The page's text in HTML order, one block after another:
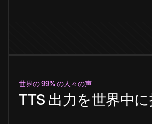
世界の 99% の人々の声
TTS 出力を世界中